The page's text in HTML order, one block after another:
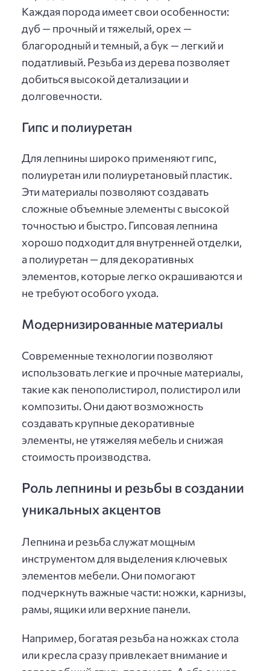
Каждая порода имеет свои особенности:
дуб — прочный и тяжелый, орех —
благородный и темный, а бук — легкий и
податливый. Резьба из дерева позволяет
добиться высокой детализации и
долговечности.
Гипс и полиуретан
Для лепнины широко применяют гипс,
полиуретан или полиуретановый пластик.
Эти материалы позволяют создавать
сложные объемные элементы с высокой
точностью и быстро. Гипсовая лепнина
хорошо подходит для внутренней отделки,
а полиуретан — для декоративных
элементов, которые легко окрашиваются и
не требуют особого ухода.
Модернизированные материалы
Современные технологии позволяют
использовать легкие и прочные материалы,
такие как пенополистирол, полистирол или
композиты. Они дают возможность
создавать крупные декоративные
элементы, не утяжеляя мебель и снижая
стоимость производства.
Роль лепнины и резьбы в создании
уникальных акцентов
Лепнина и резьба служат мощным
инструментом для выделения ключевых
элементов мебели. Они помогают
подчеркнуть важные части: ножки, карнизы,
рамы, ящики или верхние панели.
Например, богатая резьба на ножках стола
или кресла сразу привлекает внимание и